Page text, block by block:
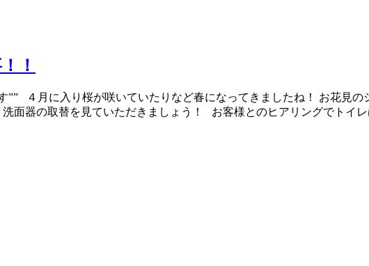
！
”” ４月に入り桜が咲いていたりなど春になってきましたね！ お花見
面器の取替を見ていただきましょう！ お客様とのヒアリングでトイ